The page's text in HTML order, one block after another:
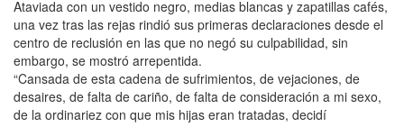
Ataviada con un vestido negro, medias blancas y zapatillas cafés,
una vez tras las rejas rindió sus primeras declaraciones desde el
centro de reclusión en las que no negó su culpabilidad, sin
embargo, se mostró arrepentida.
“Cansada de esta cadena de sufrimientos, de vejaciones, de
desaires, de falta de cariño, de falta de consideración a mi sexo,
de la ordinariez con que mis hijas eran tratadas, decidí